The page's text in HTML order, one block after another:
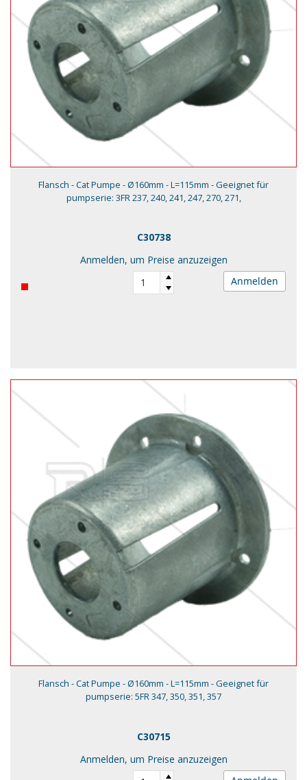
Flansch - Cat Pumpe - Ø160mm - L=115mm - Geeignet für
pumpserie: 3FR 237, 240, 241, 247, 270, 271,
C30738
Anmelden, um Preise anzuzeigen
Anmelden
Flansch - Cat Pumpe - Ø160mm - L=115mm - Geeignet für
pumpserie: 5FR 347, 350, 351, 357
C30715
Anmelden, um Preise anzuzeigen